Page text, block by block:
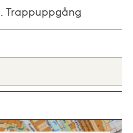
Trappuppgång